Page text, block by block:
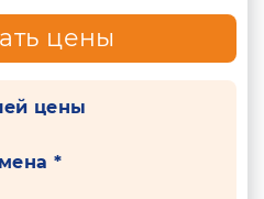
цены
цены
*